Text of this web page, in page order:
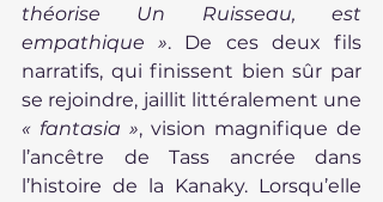
théorise Un Ruisseau, est
empathique ». De ces deux fils
narratifs, qui finissent bien sûr par
« fantasia », vision magnifique de
l’ancêtre de Tass ancrée dans
l’histoire de la Kanaky. Lorsqu’elle